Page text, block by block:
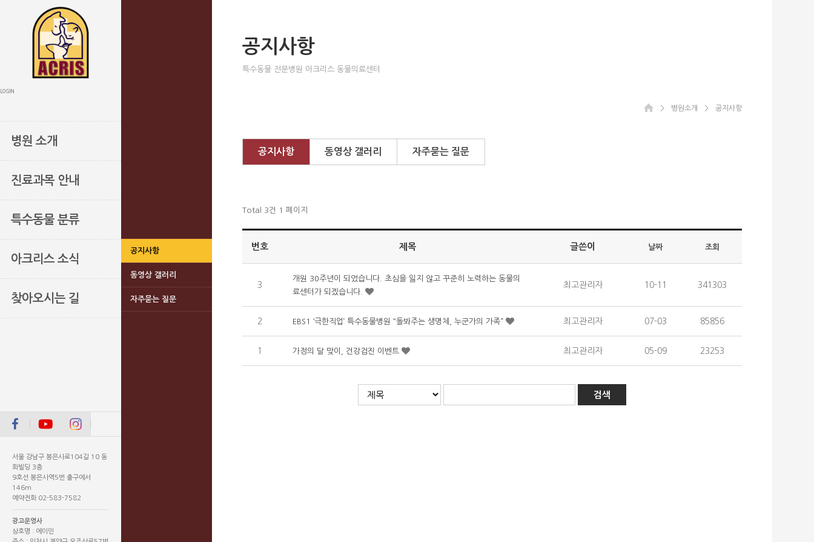
LOGIN
병원 소개
진료과목 안내
특수동물 분류
아크리스 소식
찾아오시는 길
서울 강남구 봉은사로104길 10 동
화빌딩 3층
9호선 봉은사역5번 출구에서
146m
예약전화 02-583-7582
광고운영사
상호명 : 에이민
공지사항
동영상 갤러리
자주묻는 질문
공지사항
특수동물 전문병원 아크리스 동물의료센터
＞ 병원소개 ＞ 공지사항
공지사항 동영상 갤러리 자주묻는 질문
Total 3건 1 페이지
번호 제목 글쓴이 날짜 조회
3
개원 30주년이 되었습니다. 초심을 잃지 않고 꾸준히 노력하는 동물의
료센터가 되겠습니다.
최고관리자 10-11 341303
2 EBS1 ‘극한직업’ 특수동물병원 “돌봐주는 생명체, 누군가의 가족” 최고관리자 07-03 85856
1 가정의 달 맞이, 건강검진 이벤트 최고관리자 05-09 23253